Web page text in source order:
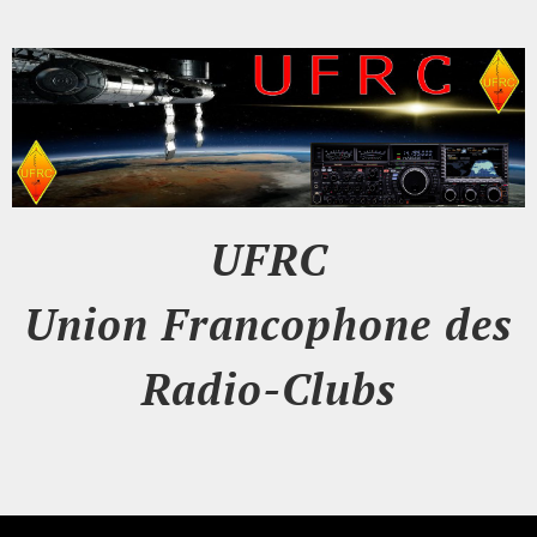
UFRC
Union Francophone des
Radio-Clubs